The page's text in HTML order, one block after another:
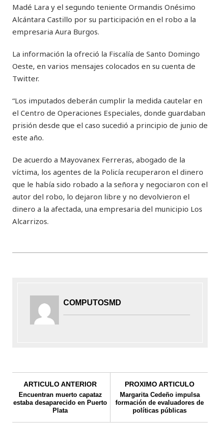
Madé Lara y el segundo teniente Ormandis Onésimo
Alcántara Castillo por su participación en el robo a la
empresaria Aura Burgos.
La información la ofreció la Fiscalía de Santo Domingo
Oeste, en varios mensajes colocados en su cuenta de
Twitter.
“Los imputados deberán cumplir la medida cautelar en
el Centro de Operaciones Especiales, donde guardaban
prisión desde que el caso sucedió a principio de junio de
este año.
De acuerdo a Mayovanex Ferreras, abogado de la
víctima, los agentes de la Policía recuperaron el dinero
que le había sido robado a la señora y negociaron con el
autor del robo, lo dejaron libre y no devolvieron el
dinero a la afectada, una empresaria del municipio Los
Alcarrizos.
COMPUTOSMD
ARTICULO ANTERIOR
Encuentran muerto capataz
estaba desaparecido en Puerto
Plata
PROXIMO ARTICULO
Margarita Cedeño impulsa
formación de evaluadores de
políticas públicas